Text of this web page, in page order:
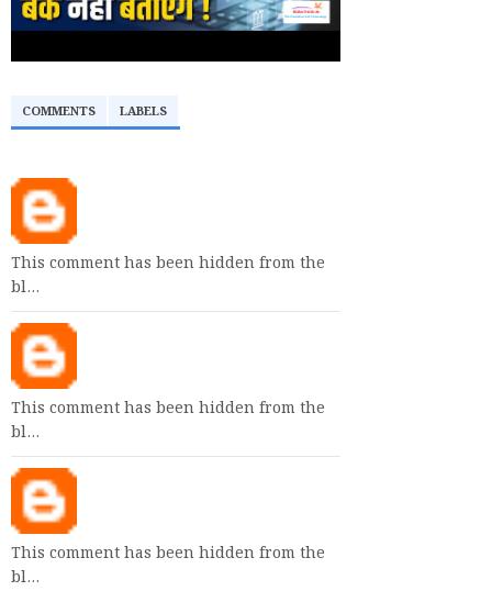
COMMENTS LABELS
This comment has been hidden from the
bl…
This comment has been hidden from the
bl…
This comment has been hidden from the
bl…